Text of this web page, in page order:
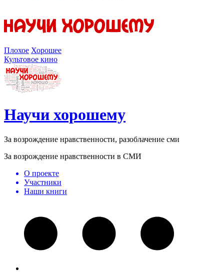
Плохое Хорошее
Культовое кино
Научи хорошему
За возрождение нравственности, разоблачение сми
За возрождение нравственности в СМИ
О проекте
Участники
Наши книги